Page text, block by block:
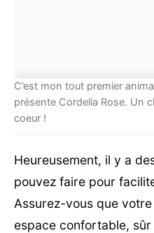
C’est mon tout premier
présente Cordelia Rose. Un
coeur !
Heureusement, il y a
pouvez faire pour
Assurez-vous que votre
espace confortable, sûr